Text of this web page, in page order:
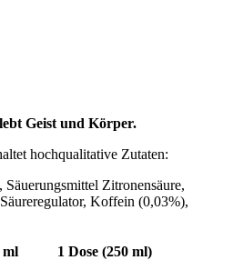
Geist und Körper.
hochqualitative Zutaten:
Säuerungsmittel Zitronensäure,
Koffein (0,03%),
ml
1 Dose (250 ml)